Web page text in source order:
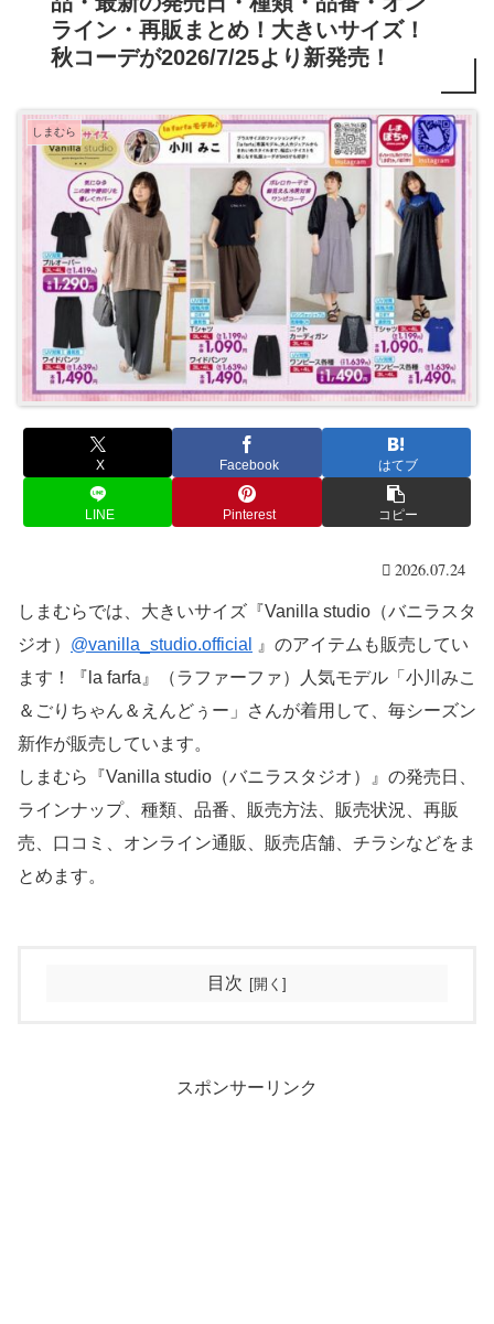
ライン・再販まとめ！大きいサイズ！
秋コーデが2026/7/25より新発売！
しまむら
X Facebook はてブ
LINE Pinterest コピー
2026.07.24
しまむらでは、大きいサイズ『Vanilla studio（バニラスタ
ジオ） @vanilla_studio.official
』のアイテムも販売してい
ます！『la farfa』（ラファーファ）人気モデル「小川みこ
＆ごりちゃん＆えんどぅー」さんが着用して、毎シーズン
新作が販売しています。
しまむら『Vanilla studio（バニラスタジオ）』の発売日、
ラインナップ、種類、品番、販売方法、販売状況、再販
売、口コミ、オンライン通販、販売店舗、チラシなどをま
とめます。
目次
スポンサーリンク